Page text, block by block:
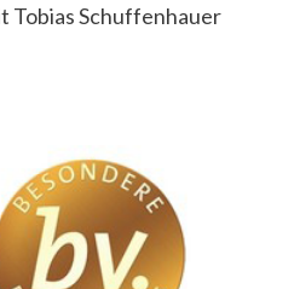
Tobias Schuffenhauer